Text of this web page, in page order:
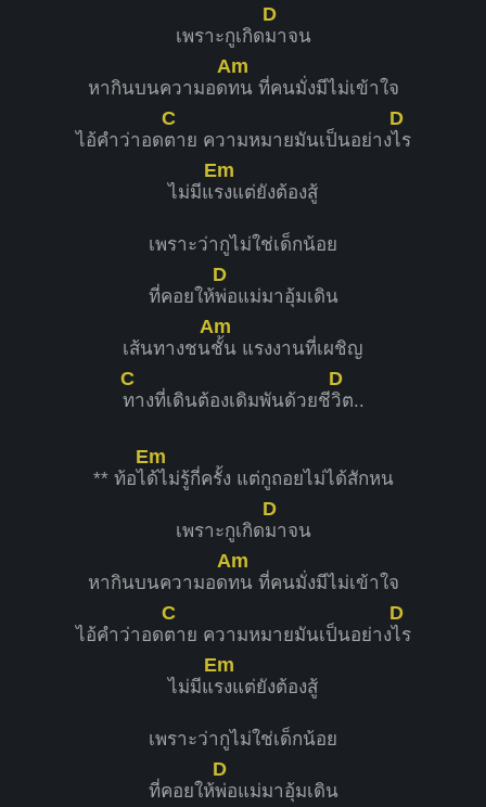
เพราะกูเกิด
D
มาจน
หากินบนความอด
Am
ทน ที่คนมั่งมีไม่เข้าใจ
ไอ้คำว่าอด
C
ตาย ความหมายมันเป็นอย่าง
D
ไร
ไม่มีแ
Em
รงแต่ยังต้องสู้
เพราะว่ากูไม่ใช่เด็กน้อย
ที่คอยให้
D
พ่อแม่มาอุ้มเดิน
เส้นทางชน
Am
ชั้น แรงงานที่เผชิญ
C
ทางที่เดินต้องเดิมพันด้วยชี
D
วิต..
** ท้อไ
Em
ด้ไม่รู้กี่ครั้ง แต่กูถอยไม่ได้สักหน
เพราะกูเกิด
D
มาจน
หากินบนความอด
Am
ทน ที่คนมั่งมีไม่เข้าใจ
ไอ้คำว่าอด
C
ตาย ความหมายมันเป็นอย่าง
D
ไร
ไม่มีแ
Em
รงแต่ยังต้องสู้
เพราะว่ากูไม่ใช่เด็กน้อย
ที่คอยให้
D
พ่อแม่มาอุ้มเดิน